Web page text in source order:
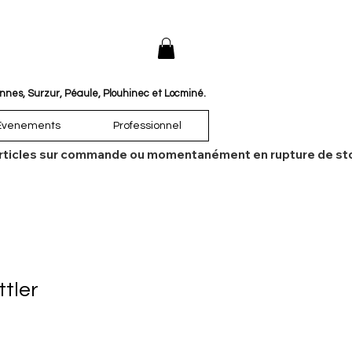
Surzur, Péaule, Plouhinec et Locminé.
Professionnel
sur commande ou momentanément en rupture de